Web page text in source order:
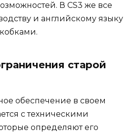
В CS3 же все
и английскому языку
старой
обеспечение в своем
с техническими
определяют его